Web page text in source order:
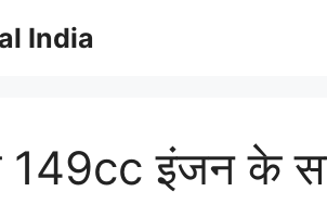
India
149cc इंजन के